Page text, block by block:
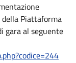
Piattaforma
gara al seguente